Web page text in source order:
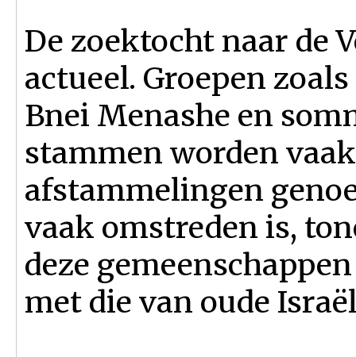
De zoektocht naar de
actueel. Groepen
Bnei Menashe en
stammen worden
afstammelingen
vaak omstreden is,
deze
met die van oude